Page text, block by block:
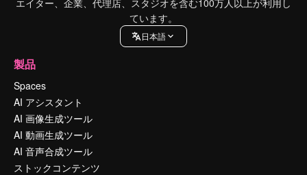
ています。
日本語
製品
Spaces
AI アシスタント
AI 画像生成ツール
AI 動画生成ツール
AI 音声合成ツール
ストックコンテンツ